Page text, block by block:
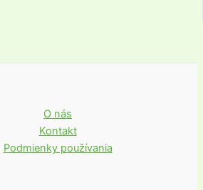
O nás
Kontakt
Podmienky používania